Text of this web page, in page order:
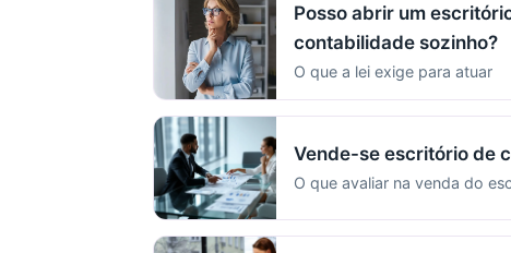
Posso abrir um
contabilidade sozinho?
O que a lei exige para atuar
Vende-se escritório de
O que avaliar na venda do